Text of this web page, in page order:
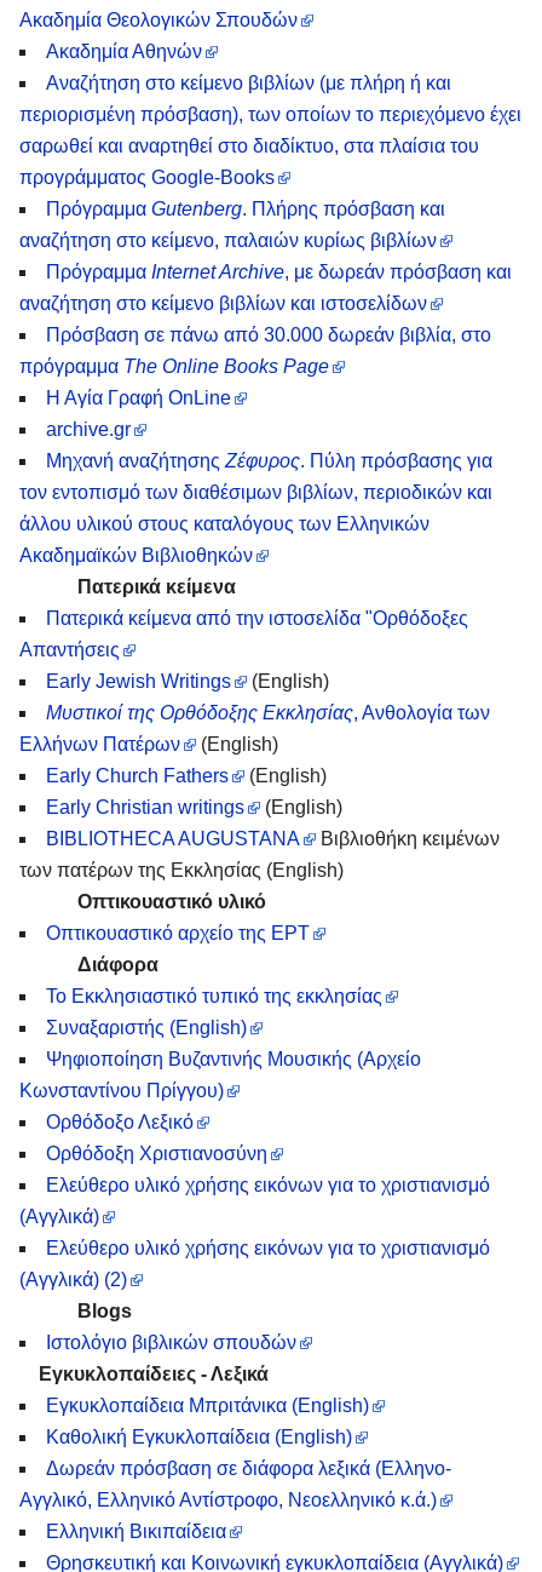
Ακαδημία Θεολογικών Σπουδών
Ακαδημία Αθηνών
Αναζήτηση στο κείμενο βιβλίων (με πλήρη ή και
περιορισμένη πρόσβαση), των οποίων το περιεχόμενο έχει
σαρωθεί και αναρτηθεί στο διαδίκτυο, στα πλαίσια του
προγράμματος Google-Books
Πρόγραμμα Gutenberg. Πλήρης πρόσβαση και
αναζήτηση στο κείμενο, παλαιών κυρίως βιβλίων
Πρόγραμμα Internet Archive, με δωρεάν πρόσβαση και
αναζήτηση στο κείμενο βιβλίων και ιστοσελίδων
Πρόσβαση σε πάνω από 30.000 δωρεάν βιβλία, στο
πρόγραμμα The Online Books Page
Η Αγία Γραφή OnLine
archive.gr
Μηχανή αναζήτησης Ζέφυρος. Πύλη πρόσβασης για
τον εντοπισμό των διαθέσιμων βιβλίων, περιοδικών και
άλλου υλικού στους καταλόγους των Ελληνικών
Ακαδημαϊκών Βιβλιοθηκών
Πατερικά κείμενα
Πατερικά κείμενα από την ιστοσελίδα "Ορθόδοξες
Απαντήσεις
Early Jewish Writings
(English)
Μυστικοί της Ορθόδοξης Εκκλησίας, Ανθολογία των
Ελλήνων Πατέρων
(English)
Early Church Fathers
(English)
Early Christian writings
(English)
BIBLIOTHECA AUGUSTANA
Βιβλιοθήκη κειμένων
των πατέρων της Εκκλησίας (English)
Οπτικουαστικό υλικό
Οπτικουαστικό αρχείο της ΕΡΤ
Διάφορα
Το Εκκλησιαστικό τυπικό της εκκλησίας
Συναξαριστής (Εnglish)
Ψηφιοποίηση Βυζαντινής Μουσικής (Αρχείο
Κωνσταντίνου Πρίγγου)
Ορθόδοξο Λεξικό
Ορθόδοξη Χριστιανοσύνη
Ελεύθερο υλικό χρήσης εικόνων για το χριστιανισμό
(Αγγλικά)
Ελεύθερο υλικό χρήσης εικόνων για το χριστιανισμό
(Αγγλικά) (2)
Blogs
Ιστολόγιο βιβλικών σπουδών
Εγκυκλοπαίδειες - Λεξικά
Εγκυκλοπαίδεια Μπριτάνικα (Εnglish)
Καθολική Εγκυκλοπαίδεια (Εnglish)
Δωρεάν πρόσβαση σε διάφορα λεξικά (Eλληνο-
Aγγλικό, Ελληνικό Αντίστροφο, Νεοελληνικό κ.ά.)
Ελληνική Βικιπαίδεια
Θρησκευτική και Κοινωνική εγκυκλοπαίδεια (Αγγλικά)